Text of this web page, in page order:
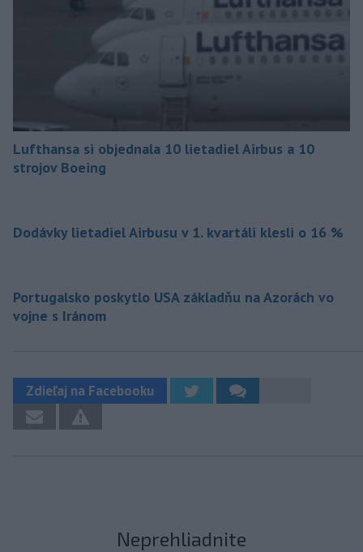
Lufthansa si objednala 10 lietadiel Airbus a 10
strojov Boeing
Dodávky lietadiel Airbusu v 1. kvartáli klesli o 16 %
Portugalsko poskytlo USA základňu na Azorách vo
vojne s Iránom
Zdieľaj na Facebooku
Neprehliadnite